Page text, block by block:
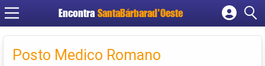
Encontra SantaBárbarad'Oeste
Cadastrar empresa
Criar conta
Posto Medico Romano